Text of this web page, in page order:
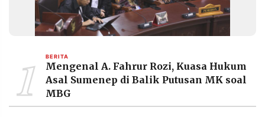
1 BERITA
Mengenal A. Fahrur Rozi, Kuasa Hukum
Asal Sumenep di Balik Putusan MK soal
MBG